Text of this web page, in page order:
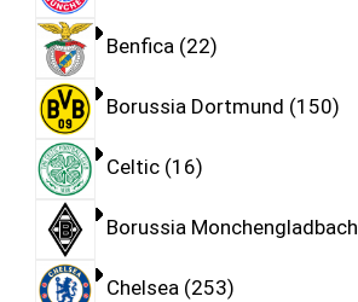
Benfica 22
Borussia Dortmund 150
Celtic 16
Borussia Monchengladbach
Chelsea 253